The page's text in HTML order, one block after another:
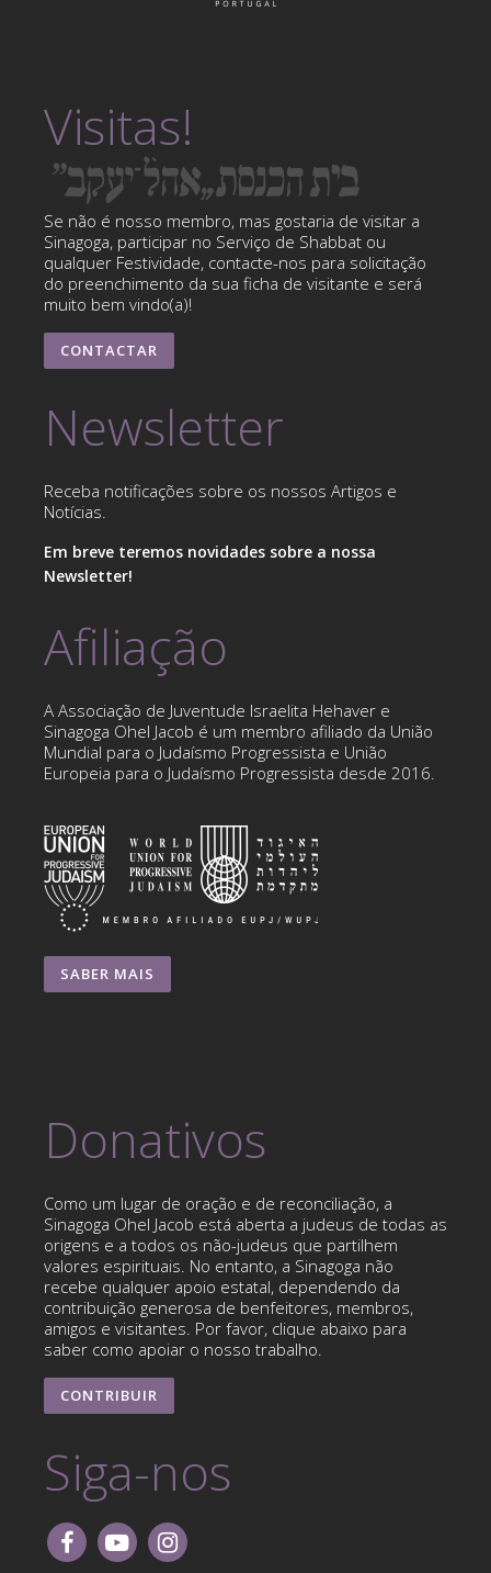
Visitas!
Se não é nosso membro, mas gostaria de visitar a
Sinagoga, participar no Serviço de Shabbat ou
qualquer Festividade, contacte-nos para solicitação
do preenchimento da sua ficha de visitante e será
muito bem vindo(a)!
CONTACTAR
Newsletter
Receba notificações sobre os nossos Artigos e
Notícias.
Em breve teremos novidades sobre a nossa
Newsletter!
Afiliação
A Associação de Juventude Israelita Hehaver e
Sinagoga Ohel Jacob é um membro afiliado da União
Mundial para o Judaísmo Progressista e União
Europeia para o Judaísmo Progressista desde 2016.
SABER MAIS
Donativos
Como um lugar de oração e de reconciliação, a
Sinagoga Ohel Jacob está aberta a judeus de todas as
origens e a todos os não-judeus que partilhem
valores espirituais. No entanto, a Sinagoga não
recebe qualquer apoio estatal, dependendo da
contribuição generosa de benfeitores, membros,
amigos e visitantes. Por favor, clique abaixo para
saber como apoiar o nosso trabalho.
CONTRIBUIR
Siga-nos